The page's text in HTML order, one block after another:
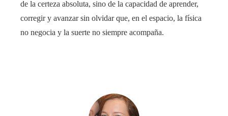
de la certeza absoluta, sino de la capacidad de aprender,
corregir y avanzar sin olvidar que, en el espacio, la física
no negocia y la suerte no siempre acompaña.